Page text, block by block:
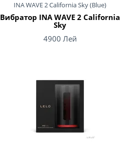
INA WAVE 2 California Sky (Blue)
Вибратор INA WAVE 2 California
Sky
4900 Лей